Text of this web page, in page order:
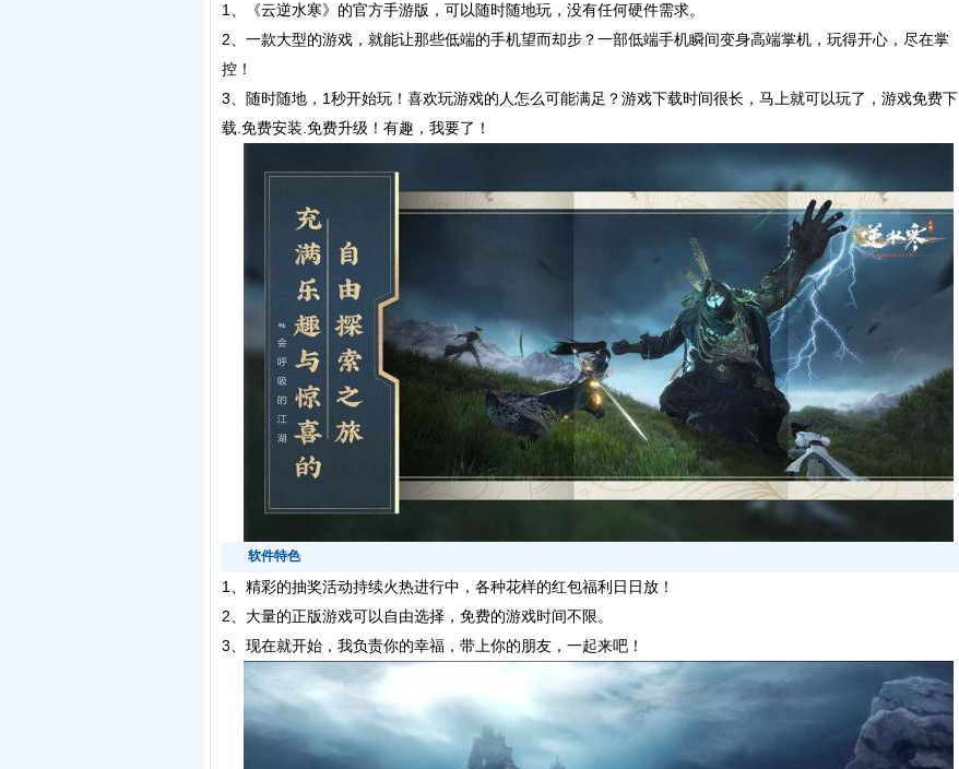
1、
《云逆水寒》的官方手游版，可以随时随地玩，没有任何硬件需求。
2、一款大型的游戏，就能让那些低端的手机望而却步？一部低端手机瞬间变身高端掌机，玩得开心，尽在掌
控！
3、随时随地，1秒开始玩！喜欢玩游戏的人怎么可能满足？游戏下载时间很长，马上就可以玩了，游戏免费下
载.免费安装.免费升级！有趣，我要了！
软件特色
1、 精彩的抽奖活动持续火热进行中，各种花样的红包福利日日放！
2、大量的正版游戏可以自由选择，免费的游戏时间不限。
3、现在就开始，我负责你的幸福，带上你的朋友，一起来吧！